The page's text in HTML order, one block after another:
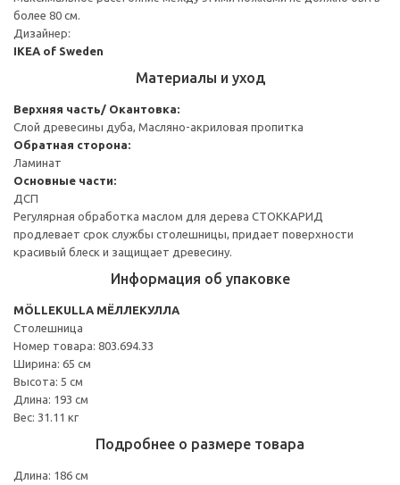
более 80 см.
Дизайнер:
IKEA of Sweden
Материалы и уход
Верхняя часть/ Окантовка:
Слой древесины дуба, Масляно-акриловая пропитка
Обратная сторона:
Ламинат
Основные части:
ДСП
Регулярная обработка маслом для дерева СТОККАРИД
продлевает срок службы столешницы, придает поверхности
красивый блеск и защищает древесину.
Информация об упаковке
MÖLLEKULLA МЁЛЛЕКУЛЛА
Столешница
Номер товара: 803.694.33
Ширина: 65 см
Высота: 5 см
Длина: 193 см
Вес: 31.11 кг
Подробнее о размере товара
Длина: 186 см